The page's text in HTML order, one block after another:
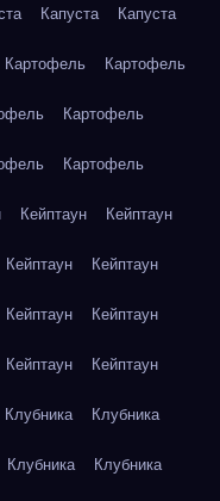
Капуста Капуста
Картофель Картофель
Картофель
Картофель
Кейптаун Кейптаун
Кейптаун Кейптаун
Кейптаун Кейптаун
Кейптаун Кейптаун
Клубника Клубника
Клубника Клубника